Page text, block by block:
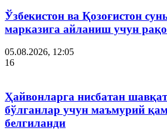
Ўзбекистон ва Қозоғистон
марказига айланиш учун
05.08.2026, 12:05
16
Ҳайвонларга нисбатан
бўлганлар учун маъмурий
белгиланди